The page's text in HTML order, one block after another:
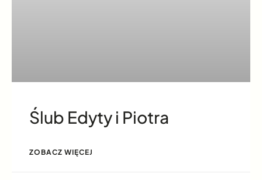
Ślub Edyty i Piotra
ZOBACZ WIĘCEJ